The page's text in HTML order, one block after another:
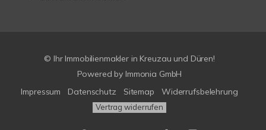
© Ihr Immobilienmakler in Kreuzau und Düren!
Powered by Immonia GmbH
Impressum
Datenschutz Sitemap Widerrufsbelehrung
Vertrag widerrufen